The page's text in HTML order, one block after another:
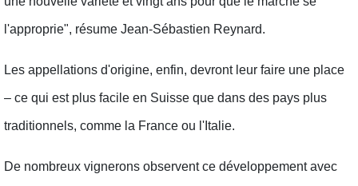
l'approprie", résume Jean-Sébastien Reynard.
Les appellations d'origine, enfin, devront leur faire une place
– ce qui est plus facile en Suisse que dans des pays plus
traditionnels, comme la France ou l'Italie.
De nombreux vignerons observent ce développement avec